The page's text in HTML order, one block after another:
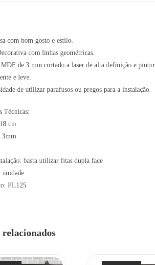
com bom gosto e estilo.
com linhas geométricas.
de 3 mm cortado a laser de alta definição e
e leve.
de utilizar parafusos ou pregos para a instalação.
Técnicas:
cm
3mm
basta utilizar fitas dupla face
unidade
PL125